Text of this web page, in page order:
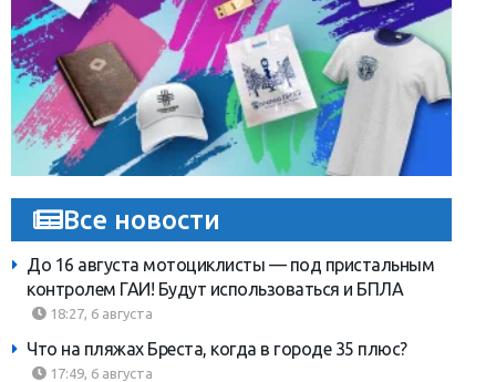
Все новости
До 16 августа мотоциклисты — под пристальным
контролем ГАИ! Будут использоваться и БПЛА
18:27, 6 августа
Что на пляжах Бреста, когда в городе 35 плюс?
17:49, 6 августа